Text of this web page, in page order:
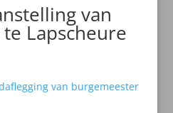
van
Lapscheure